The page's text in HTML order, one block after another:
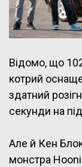
Відомо, що
котрий
здатний
секунди на
Але й Кен
монстра